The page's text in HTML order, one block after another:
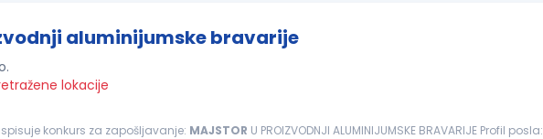
aluminijumske bravarije
lokacije
konkurs za zapošljavanje: MAJSTOR U PROIZVODNJI ALUMINIJUMSKE BRAVARIJE Profil posla: Izrada aluminijumskih bravarija i fasadnih elemenata prema